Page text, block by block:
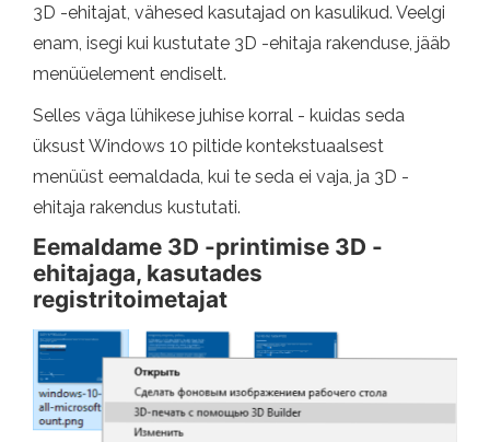
3D -ehitajat, vähesed kasutajad on kasulikud. Veelgi
enam, isegi kui kustutate 3D -ehitaja rakenduse, jääb
menüüelement endiselt.
Selles väga lühikese juhise korral - kuidas seda
üksust Windows 10 piltide kontekstuaalsest
menüüst eemaldada, kui te seda ei vaja, ja 3D -
ehitaja rakendus kustutati.
Eemaldame 3D -printimise 3D -
ehitajaga, kasutades
registritoimetajat